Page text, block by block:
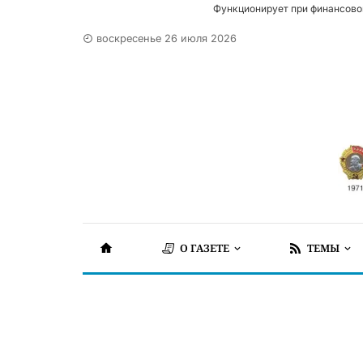
Функционирует при
воскресенье 26 июля 2026
О ГАЗЕТЕ ТЕМЫ